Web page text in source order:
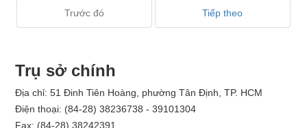
Trước đó Tiếp theo
Trụ sở chính
Địa chỉ: 51 Đinh Tiên Hoàng, phường Tân Định, TP. HCM
Điện thoại: (84-28) 38236738 - 39101304
Fax: (84-28) 38242391